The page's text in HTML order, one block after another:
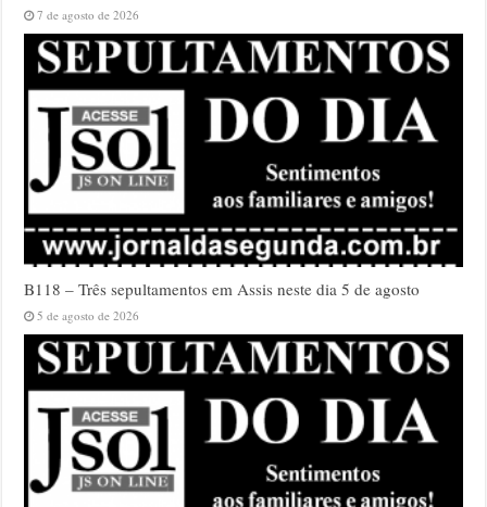
7 de agosto de 2026
B118 – Três sepultamentos em Assis neste dia 5 de agosto
5 de agosto de 2026